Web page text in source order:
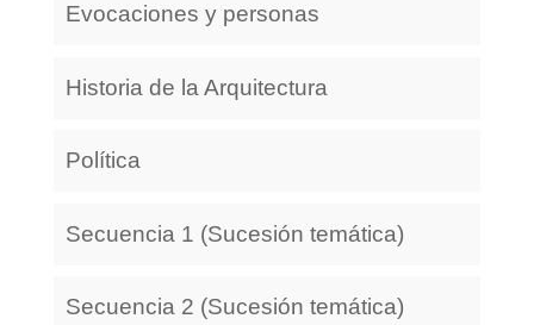
Evocaciones y personas
Historia de la Arquitectura
Política
Secuencia 1 (Sucesión temática)
Secuencia 2 (Sucesión temática)